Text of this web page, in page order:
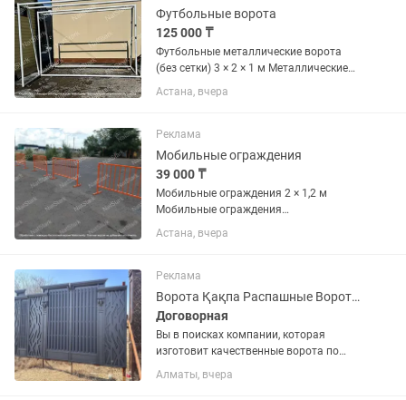
Футбольные ворота
125 000 ₸
Футбольные металлические ворота
(без сетки) 3 × 2 × 1 м Металлические
футбольные ворота предназначены
для использования на спортивных
территориях. Подходят для...
Астана, вчера
Реклама
Мобильные ограждения
39 000 ₸
Мобильные ограждения 2 × 1,2 м
Мобильные ограждения
предназначены для временного
ограничения и зонирования
строительных площадках, при
проведении мероприятий, а также
для...
Астана, вчера
Реклама
Ворота Қақпа Распашные Ворота Хайтек Варота
Договорная
Вы в поисках компании, которая
изготовит качественные ворота по
оптимальной цене? Mы прeдлагaeм
изгoтовлeниe нa закaз воpoта
Алматы, вчера